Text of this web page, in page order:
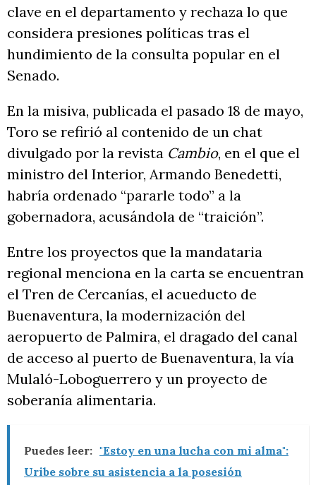
clave en el departamento y rechaza lo que
considera presiones políticas tras el
hundimiento de la consulta popular en el
Senado.
En la misiva, publicada el pasado 18 de mayo,
Toro se refirió al contenido de un chat
divulgado por la revista Cambio, en el que el
ministro del Interior, Armando Benedetti,
habría ordenado “pararle todo” a la
gobernadora, acusándola de “traición”.
Entre los proyectos que la mandataria
regional menciona en la carta se encuentran
el Tren de Cercanías, el acueducto de
Buenaventura, la modernización del
aeropuerto de Palmira, el dragado del canal
de acceso al puerto de Buenaventura, la vía
Mulaló-Loboguerrero y un proyecto de
soberanía alimentaria.
Puedes leer: "Estoy en una lucha con mi alma":
Uribe sobre su asistencia a la posesión